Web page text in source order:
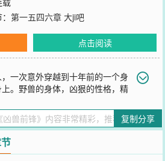
第一五四六章 大ji吧
点击阅读
一次意外穿越到十年前的一个身
。野兽的身体，凶狠的性格，精
么在强人如林的NBA脱颖而出，成为最伟
。————————————2012年，小凯
新老朋
不错的话请不要忘记向您QQ群和微博微信
复制分享